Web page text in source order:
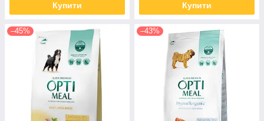
Купити Купити
–45% –43%